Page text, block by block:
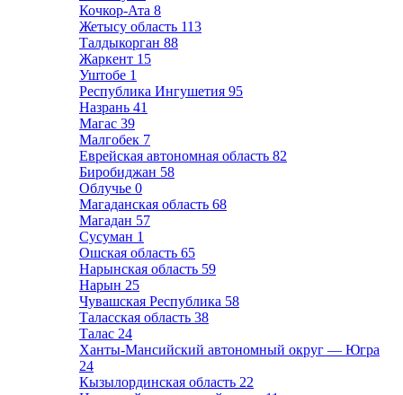
Кочкор-Ата 8
Жетысу область 113
Талдыкорган 88
Жаркент 15
Уштобе 1
Республика Ингушетия 95
Назрань 41
Магас 39
Малгобек 7
Еврейская автономная область 82
Биробиджан 58
Облучье 0
Магаданская область 68
Магадан 57
Сусуман 1
Ошская область 65
Нарынская область 59
Нарын 25
Чувашская Республика 58
Таласская область 38
Талас 24
Ханты-Мансийский автономный округ — Югра
24
Кызылординская область 22